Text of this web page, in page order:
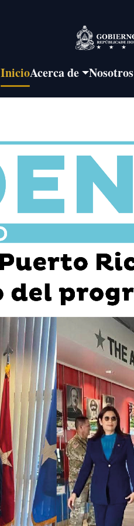
InicioAcerca de Nosotros